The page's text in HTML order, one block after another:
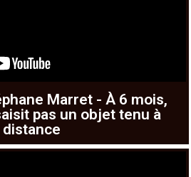
Marret - À 6 mois,
pas un objet tenu à
distance